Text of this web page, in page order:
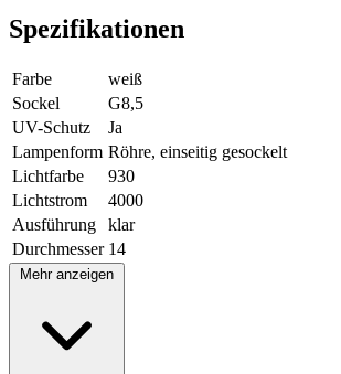
Spezifikationen
Farbe
weiß
Sockel
G8,5
UV-Schutz
Ja
Lampenform Röhre, einseitig gesockelt
Lichtfarbe
930
Lichtstrom
4000
Ausführung
klar
Durchmesser 14
Mehr anzeigen